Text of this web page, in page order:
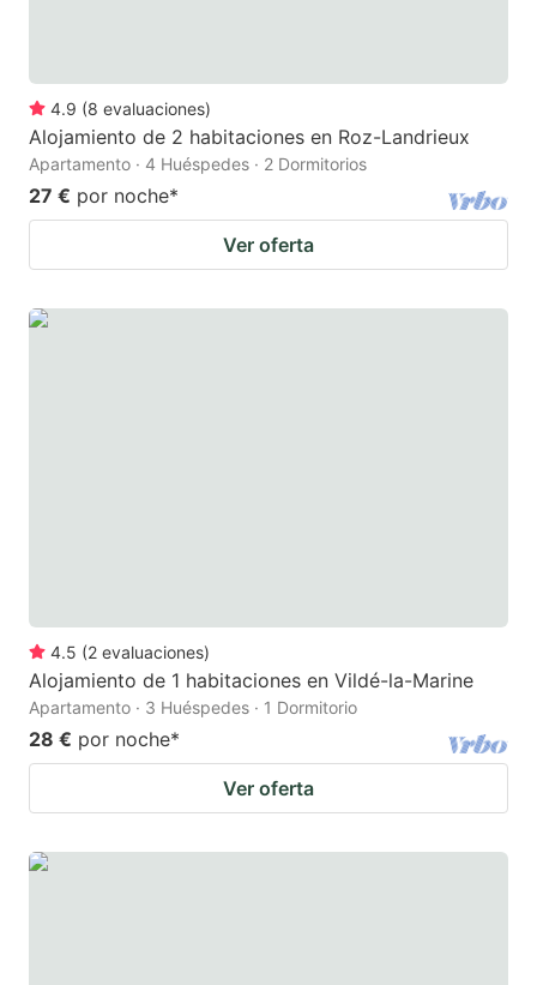
4.9 (8 evaluaciones)
Alojamiento de 2 habitaciones en Roz-Landrieux
Apartamento · 4 Huéspedes · 2 Dormitorios
27 € por noche*
Ver oferta
4.5 (2 evaluaciones)
Alojamiento de 1 habitaciones en Vildé-la-Marine
Apartamento · 3 Huéspedes · 1 Dormitorio
28 € por noche*
Ver oferta